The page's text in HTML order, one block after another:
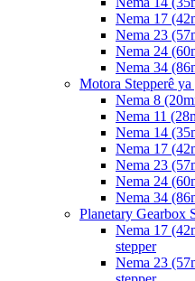
Nema 17
Nema 23
Nema 24
Nema 34
Motora Stepperê
Nema 8
Nema 11
Nema 14
Nema 17
Nema 23
Nema 24
Nema 34
Planetary Gearbox
Nema 17
stepper
Nema 23